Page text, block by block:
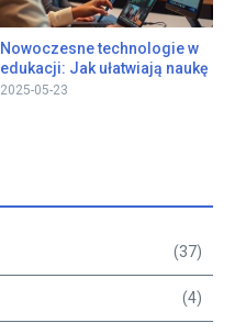
Nowoczesne technologie w
edukacji: Jak ułatwiają naukę
2025-05-23
(37)
(4)